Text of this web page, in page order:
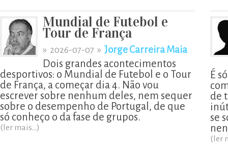
Mundial de Futebol e
Tour de França
» 2026-07-07 » Jorge Carreira Maia
Dois grandes acontecimentos
desportivos: o Mundial de Futebol e o Tour
de França, a começar dia 4. Não vou
escrever sobre nenhum deles, nem sequer
sobre o desempenho de Portugal, de que
só conheço o da fase de grupos.
(ler mais...)
É
de
se
(ler